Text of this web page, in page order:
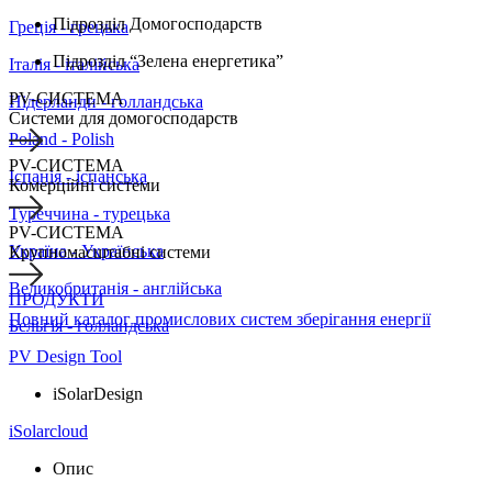
Греція - грецька
Італія - італійська
Нідерланди - голландська
Poland - Polish
Іспанія - іспанська
Туреччина - турецька
Україна - Українська
Великобританія - англійська
Бельгія - голландська
Підрозділ Домогосподарств
Підрозділ “Зелена енергетика”
PV-СИСТЕМА
Системи для домогосподарств
PV-СИСТЕМА
Комерційні системи
PV-СИСТЕМА
Крупномасштабні системи
ПРОДУКТИ
Повний каталог промислових систем зберігання енергії
PV Design Tool
iSolarDesign
iSolarcloud
Опис